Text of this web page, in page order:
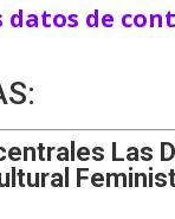
datos de
Las